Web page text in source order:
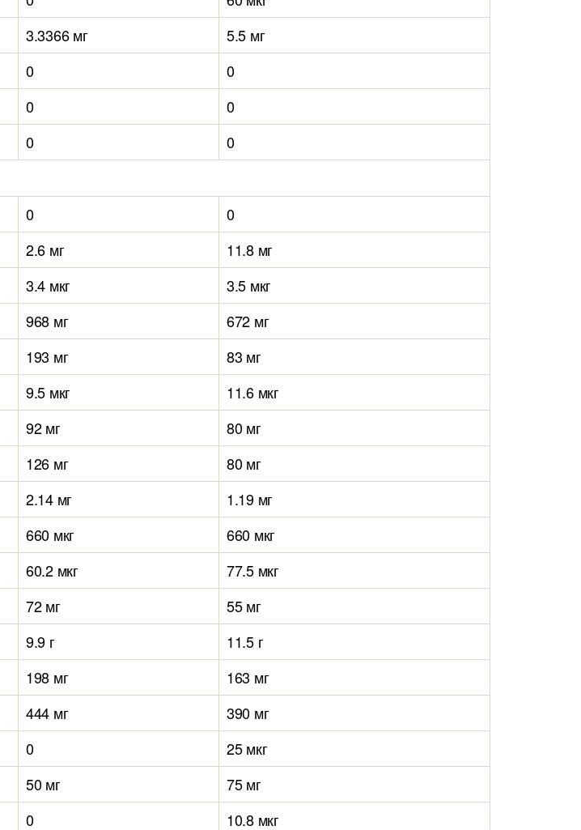
3.3366 мг
5.5 мг
0
0
0
0
0
0
0
0
2.6 мг
11.8 мг
3.4 мкг
3.5 мкг
968 мг
672 мг
193 мг
83 мг
9.5 мкг
11.6 мкг
92 мг
80 мг
126 мг
80 мг
2.14 мг
1.19 мг
660 мкг
660 мкг
60.2 мкг
77.5 мкг
72 мг
55 мг
9.9 г
11.5 г
198 мг
163 мг
444 мг
390 мг
0
25 мкг
50 мг
75 мг
0
10.8 мкг